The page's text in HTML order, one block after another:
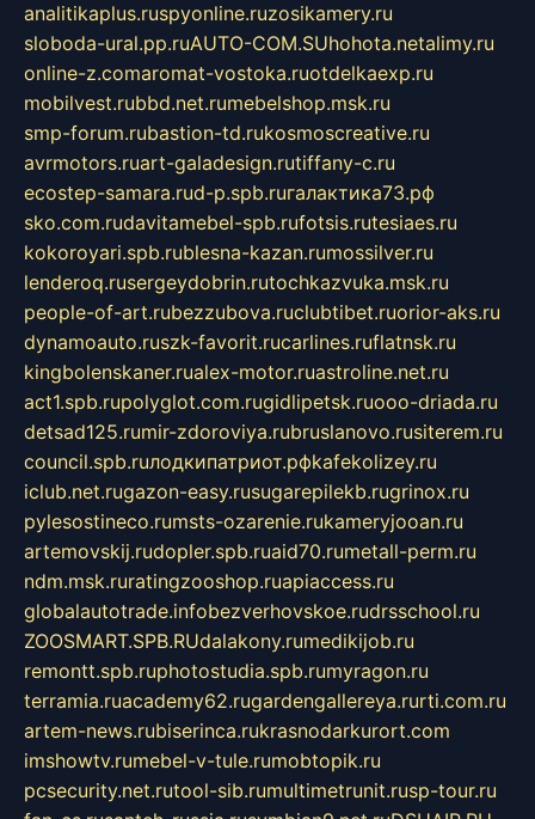
analitikaplus.ruspyonline.ruzosikamery.ru
sloboda-ural.pp.ruAUTO-COM.SUhohota.netalimy.ru
online-z.comaromat-vostoka.ruotdelkaexp.ru
mobilvest.rubbd.net.rumebelshop.msk.ru
smp-forum.rubastion-td.rukosmoscreative.ru
avrmotors.ruart-galadesign.rutiffany-c.ru
ecostep-samara.rud-p.spb.ruгалактика73.рф
sko.com.rudavitamebel-spb.rufotsis.rutesiaes.ru
kokoroyari.spb.rublesna-kazan.rumossilver.ru
lenderoq.rusergeydobrin.rutochkazvuka.msk.ru
people-of-art.rubezzubova.ruclubtibet.ruorior-aks.ru
dynamoauto.ruszk-favorit.rucarlines.ruflatnsk.ru
kingbolenskaner.rualex-motor.ruastroline.net.ru
act1.spb.rupolyglot.com.rugidlipetsk.ruooo-driada.ru
detsad125.rumir-zdoroviya.rubruslanovo.rusiterem.ru
council.spb.ruлодкипатриот.рфkafekolizey.ru
iclub.net.rugazon-easy.rusugarepilekb.rugrinox.ru
pylesostineco.rumsts-ozarenie.rukameryjooan.ru
artemovskij.rudopler.spb.ruaid70.rumetall-perm.ru
ndm.msk.ruratingzooshop.ruapiaccess.ru
globalautotrade.infobezverhovskoe.rudrsschool.ru
ZOOSMART.SPB.RUdalakony.rumedikijob.ru
remontt.spb.ruphotostudia.spb.rumyragon.ru
terramia.ruacademy62.rugardengallereya.rurti.com.ru
artem-news.rubiserinca.rukrasnodarkurort.com
imshowtv.rumebel-v-tule.rumobtopik.ru
pcsecurity.net.rutool-sib.rumultimetrunit.rusp-tour.ru